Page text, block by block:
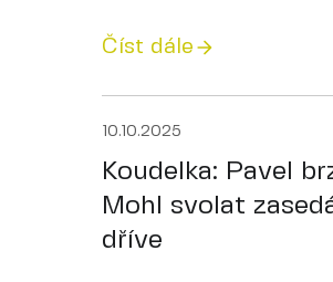
Číst dále
10.10.2025
Koudelka: Pavel
Mohl svolat
dříve